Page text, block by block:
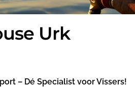
Urk
– Dé Specialist voor Vissers!